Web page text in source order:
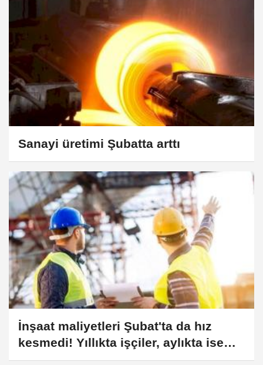
Sanayi üretimi Şubatta arttı
İnşaat maliyetleri Şubat'ta da hız
kesmedi! Yıllıkta işçiler, aylıkta ise
malzeme maliyetlerin zirvesinde